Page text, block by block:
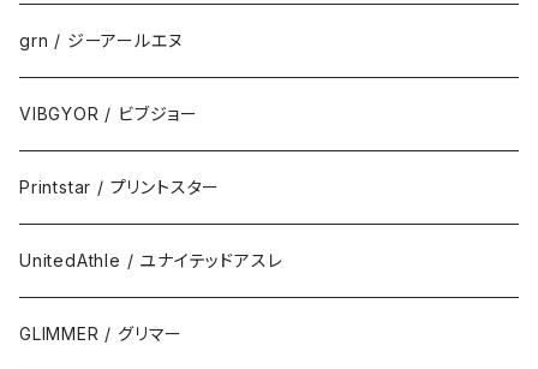
grn / ジーアールエヌ
VIBGYOR / ビブジョー
Printstar / プリントスター
UnitedAthle / ユナイテッドアスレ
GLIMMER / グリマー